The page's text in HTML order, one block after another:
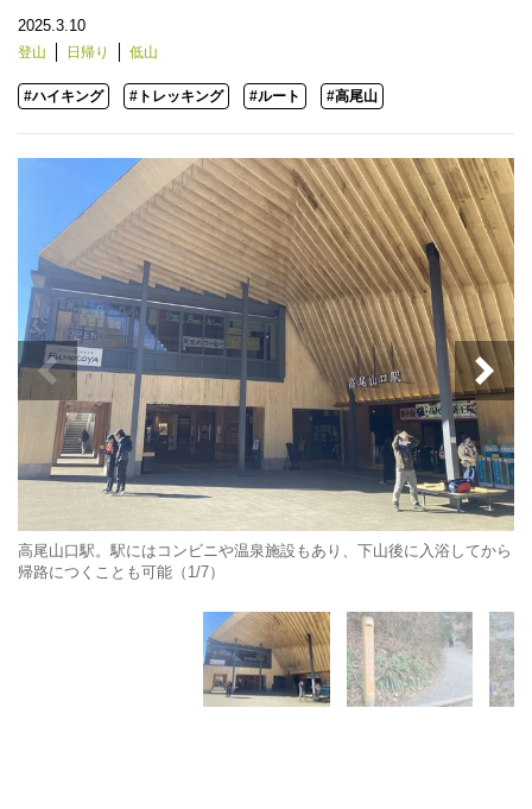
2025.3.10
登山 日帰り 低山
#ハイキング #トレッキング #ルート #高尾山
高尾山口駅。駅にはコンビニや温泉施設もあり、下山後に入浴してから
帰路につくことも可能（1/7）